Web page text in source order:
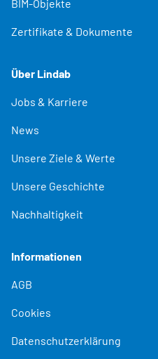
BIM-Objekte
Zertifikate & Dokumente
Über Lindab
Jobs & Karriere
News
Unsere Ziele & Werte
Unsere Geschichte
Nachhaltigkeit
Informationen
AGB
Cookies
Datenschutzerklärung